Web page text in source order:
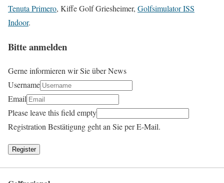
Tenuta Primero, Kiffe Golf Griesheimer, Golfsimulator ISS
Indoor.
Bitte anmelden
Gerne informieren wir Sie über News
Username
Email
Please leave this field empty
Registration Bestätigung geht an Sie per E-Mail.
Register